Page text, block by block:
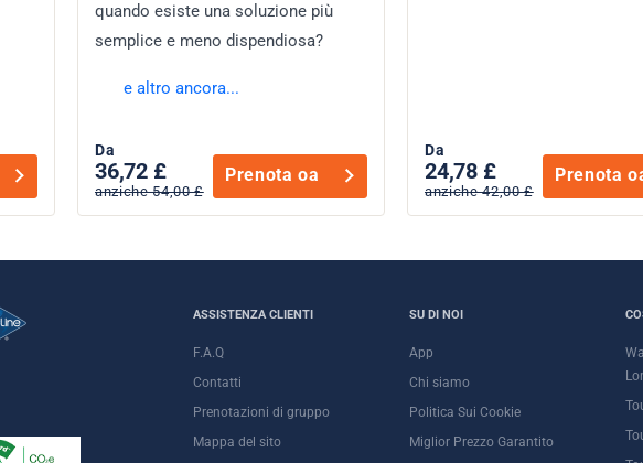
quando esiste una soluzione più
semplice e meno dispendiosa?
e altro ancora...
Da
36,72 £
anziche 54,00 £
Prenota oa
Da
24,78 £
anziche 42,00 £
Prenota
ASSISTENZA CLIENTI
F.A.Q
Contatti
Prenotazioni di gruppo
Mappa del sito
SU DI NOI
App
Chi siamo
Politica Sui Cookie
Miglior Prezzo Garantito